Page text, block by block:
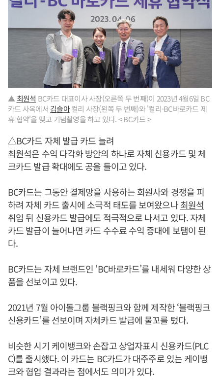
▲ 최원석 BC카드 대표이사 사장(오른쪽 두 번째)이 2023년 4월6일 BC
카드 사옥에서 김슬아컬리 사장(왼쪽 두 번째)와 '컬리-BC바로카드 제
휴 협약'을 맺고 기념촬영을 하고 있다. < BC카드 >
△BC카드 자체 발급 카드 늘려
최원석은 수익 다각화 방안의 하나로 자체 신용카드 및 체
크카드 발급 확대에도 공을 들이고 있다.
BC카드는 그동안 결제망을 사용하는 회원사와 경쟁을 피
하려 자체 카드 출시에 소극적 태도를 보여왔으나최원석
취임 뒤 신용카드 발급에도 적극적으로 나서고 있다. 자체
카드 발급이 늘어나면 카드 수수료 수익 증대에 보탬이 된
다.
BC카드는 자체 브랜드인 ‘BC바로카드’를 내세워 다양한 상
품을 선보이고 있다.
2021년 7월 아이돌그룹 블랙핑크와 함께 제작한 ‘블랙핑크
신용카드’를 선보이며 자체카드 발급에 물꼬를 텄다.
비슷한 시기 케이뱅크와 손잡고 상업자표시 신용카드(PLC
C)를 출시했다. 이 카드는 BC카드가 대주주로 있는 케이뱅
크와 협업 결과라는 점에서도 의미가 있다.